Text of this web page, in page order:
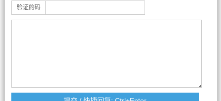
验证的码